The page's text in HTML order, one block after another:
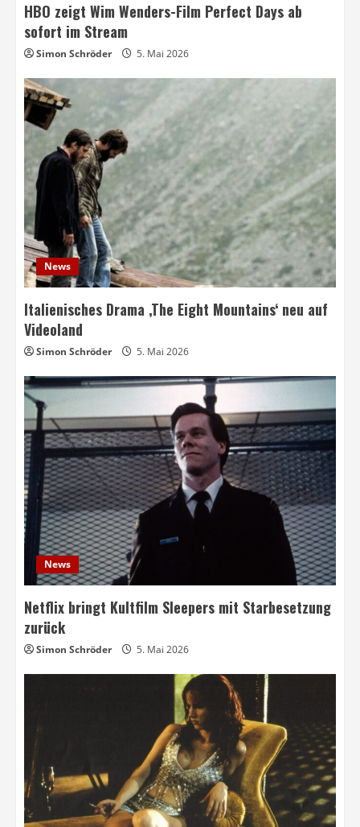
HBO zeigt Wim Wenders-Film Perfect Days ab
sofort im Stream
Simon Schröder 5. Mai 2026
News
Italienisches Drama ‚The Eight Mountains‘ neu auf
Videoland
Simon Schröder 5. Mai 2026
News
Netflix bringt Kultfilm Sleepers mit Starbesetzung
zurück
Simon Schröder 5. Mai 2026